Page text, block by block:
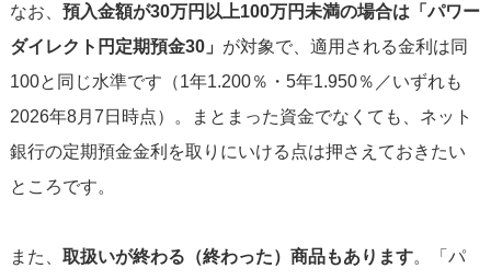
なお、 預入金額が30万円以上100万円未満の場合は「パワー
ダイレクト円定期預金30」 が対象で、適用される金利は同
100と同じ水準です（1年1.200％・5年1.950％／いずれも
2026年8月7日時点）。まとまった資金でなくても、ネット
銀行の定期預金金利を取りにいける点は押さえておきたい
ところです。
また、 取扱いが終わる（終わった）商品もあります。「パ